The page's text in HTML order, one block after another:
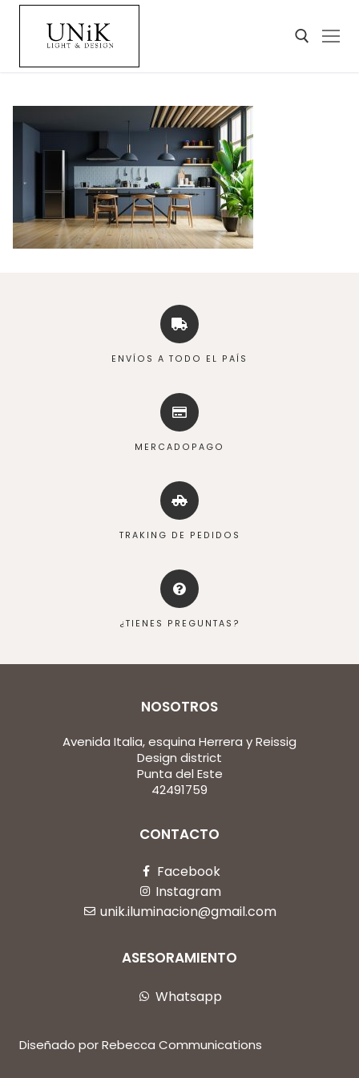
ENVÍOS A TODO EL PAÍS
MERCADOPAGO
TRAKING DE PEDIDOS
¿TIENES PREGUNTAS?
NOSOTROS
Avenida Italia, esquina Herrera y Reissig
Design district
Punta del Este
42491759
CONTACTO
Facebook
Instagram
unik.iluminacion@gmail.com
ASESORAMIENTO
Whatsapp
Diseñado por Rebecca Communications